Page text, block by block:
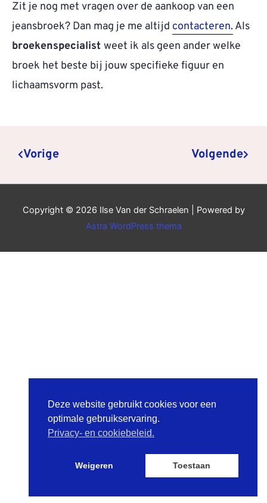
Zit je nog met vragen over de aankoop van een
jeansbroek? Dan mag je me altijd contacteren.Als
broekenspecialist weet ik als geen ander welke
broek het beste bij jouw specifieke figuur en
lichaamsvorm past.
Prev
Vorige VolgendeNext
Copyright © 2026 Ilse Van der Schraelen | Powered by
Astra WordPress thema
Deze website gebruikt cookies voor een
optimale gebruikservaring.
Privacy- en cookiebeleid.
Weigeren Toestaan